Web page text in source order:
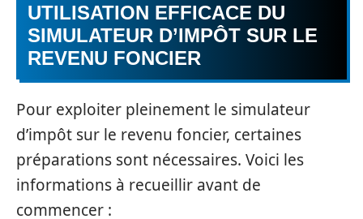
UTILISATION EFFICACE DU
SIMULATEUR D’IMPÔT SUR LE
REVENU FONCIER
Pour exploiter pleinement le simulateur
d’impôt sur le revenu foncier, certaines
préparations sont nécessaires. Voici les
informations à recueillir avant de
commencer :